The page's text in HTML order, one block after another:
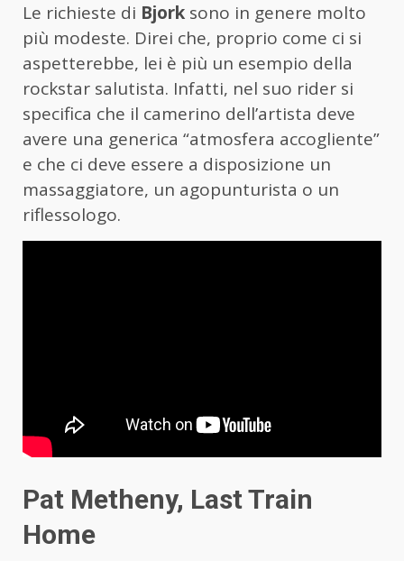
Le richieste di Bjork sono in genere molto
più modeste. Direi che, proprio come ci si
aspetterebbe, lei è più un esempio della
rockstar salutista. Infatti, nel suo rider si
specifica che il camerino dell’artista deve
avere una generica “atmosfera accogliente”
e che ci deve essere a disposizione un
massaggiatore, un agopunturista o un
riflessologo.
Pat Metheny, Last Train
Home